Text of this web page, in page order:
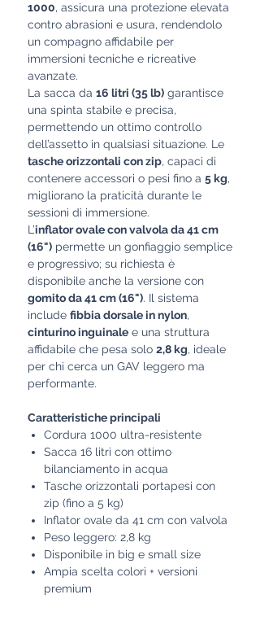
1000, assicura una protezione elevata
contro abrasioni e usura, rendendolo
un compagno affidabile per
immersioni tecniche e ricreative
avanzate.
La sacca da 16 litri (35 lb) garantisce
una spinta stabile e precisa,
permettendo un ottimo controllo
dell’assetto in qualsiasi situazione. Le
tasche orizzontali con zip, capaci di
contenere accessori o pesi fino a 5 kg,
migliorano la praticità durante le
sessioni di immersione.
L’inflator ovale con valvola da 41 cm
(16") permette un gonfiaggio semplice
e progressivo; su richiesta è
disponibile anche la versione con
gomito da 41 cm (16"). Il sistema
include fibbia dorsale in nylon,
cinturino inguinale e una struttura
affidabile che pesa solo 2,8 kg, ideale
per chi cerca un GAV leggero ma
performante.
Caratteristiche principali
Cordura 1000 ultra-resistente
Sacca 16 litri con ottimo
bilanciamento in acqua
Tasche orizzontali portapesi con
zip (fino a 5 kg)
Inflator ovale da 41 cm con valvola
Peso leggero: 2,8 kg
Disponibile in big e small size
Ampia scelta colori + versioni
premium